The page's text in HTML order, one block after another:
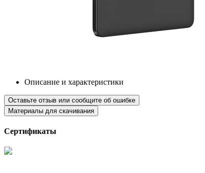
Описание и характеристики
Оставьте отзыв или сообщите об ошибке
Материалы для скачивания
Сертификаты